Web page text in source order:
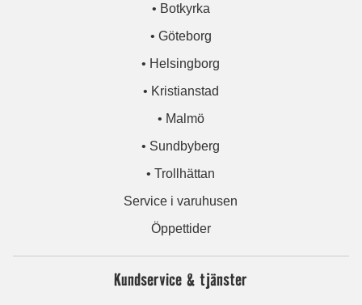
• Botkyrka
• Göteborg
• Helsingborg
• Kristianstad
• Malmö
• Sundbyberg
• Trollhättan
Service i varuhusen
Öppettider
Kundservice & tjänster